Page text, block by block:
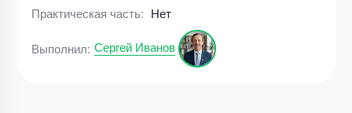
Практическая часть: Нет
Выполнил: Сергей Иванов